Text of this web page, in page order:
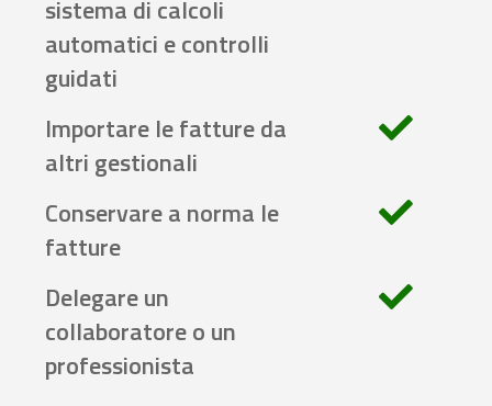
sistema di calcoli
automatici e controlli
guidati
Importare le fatture da
altri gestionali
Conservare a norma le
fatture
Delegare un
collaboratore o un
professionista